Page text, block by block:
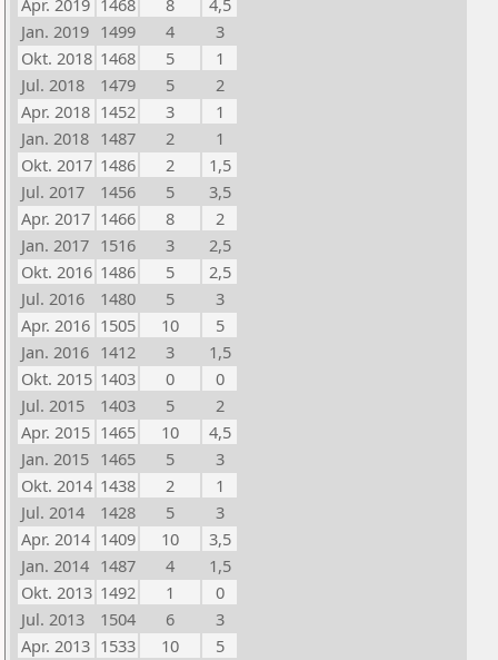
Apr. 2019 1468 8
4,5
Jan. 2019 1499 4
3
Okt. 2018 1468 5
1
Jul. 2018
1479 5
2
Apr. 2018 1452 3
1
Jan. 2018 1487 2
1
Okt. 2017 1486 2
1,5
Jul. 2017
1456 5
3,5
Apr. 2017 1466 8
2
Jan. 2017 1516 3
2,5
Okt. 2016 1486 5
2,5
Jul. 2016
1480 5
3
Apr. 2016 1505 10
5
Jan. 2016 1412 3
1,5
Okt. 2015 1403 0
0
Jul. 2015
1403 5
2
Apr. 2015 1465 10
4,5
Jan. 2015 1465 5
3
Okt. 2014 1438 2
1
Jul. 2014
1428 5
3
Apr. 2014 1409 10
3,5
Jan. 2014 1487 4
1,5
Okt. 2013 1492 1
0
Jul. 2013
1504 6
3
Apr. 2013 1533 10
5